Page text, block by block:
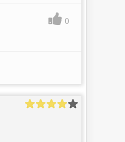
0